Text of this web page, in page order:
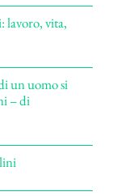
lavoro, vita,
un uomo si
– di